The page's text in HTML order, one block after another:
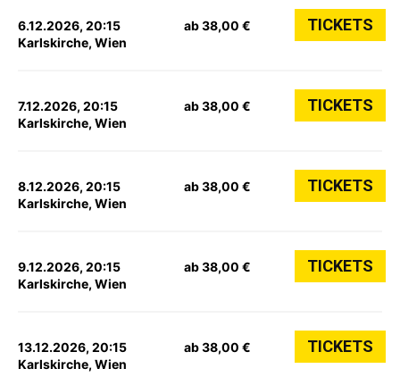
6.12.2026, 20:15
Karlskirche, Wien
ab 38,00 € TICKETS
7.12.2026, 20:15
Karlskirche, Wien
ab 38,00 € TICKETS
8.12.2026, 20:15
Karlskirche, Wien
ab 38,00 € TICKETS
9.12.2026, 20:15
Karlskirche, Wien
ab 38,00 € TICKETS
13.12.2026, 20:15
Karlskirche, Wien
ab 38,00 € TICKETS